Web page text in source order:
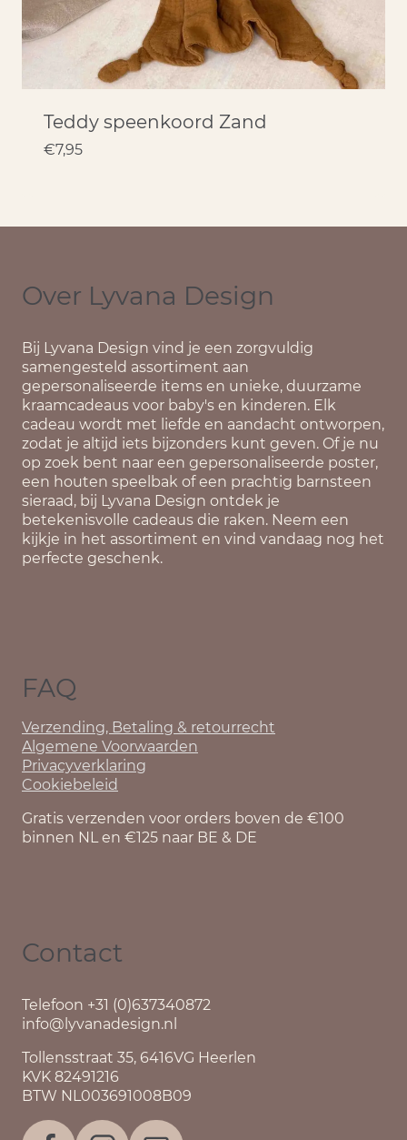
Teddy speenkoord Zand
€7,95
Over Lyvana Design
Bij Lyvana Design vind je een zorgvuldig
samengesteld assortiment aan
gepersonaliseerde items en unieke, duurzame
kraamcadeaus voor baby's en kinderen. Elk
cadeau wordt met liefde en aandacht ontworpen,
zodat je altijd iets bijzonders kunt geven. Of je nu
op zoek bent naar een gepersonaliseerde poster,
een houten speelbak of een prachtig barnsteen
sieraad, bij Lyvana Design ontdek je
betekenisvolle cadeaus die raken. Neem een
kijkje in het assortiment en vind vandaag nog het
perfecte geschenk.
FAQ
Verzending, Betaling & retourrecht
Algemene Voorwaarden
Privacyverklaring
Cookiebeleid
Gratis verzenden voor orders boven de €100
binnen NL en €125 naar BE & DE
Contact
Telefoon +31 (0)637340872
info@lyvanadesign.nl
Tollensstraat 35, 6416VG Heerlen
KVK 82491216
BTW NL003691008B09